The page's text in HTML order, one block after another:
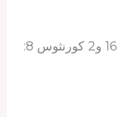
* اقرأ وخصص وادرس عبرانيين 4: 16 و2 كورنثوس 8: